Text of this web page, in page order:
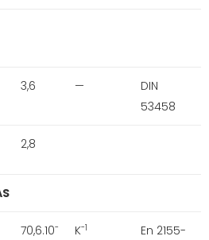
3,6 —
DIN
53458
2,8
70,6.10-
K-1
En 2155-